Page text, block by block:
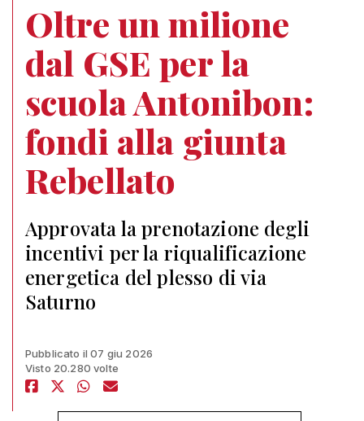
Oltre un milione
dal GSE per la
scuola Antonibon:
fondi alla giunta
Rebellato
Approvata la prenotazione degli
incentivi per la riqualificazione
energetica del plesso di via
Saturno
Pubblicato il 07 giu 2026
Visto 20.280 volte